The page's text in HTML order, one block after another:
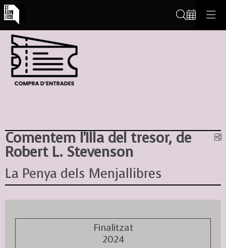
Comentem l'Illa del tresor, de
Robert L. Stevenson
La Penya dels Menjallibres
Finalitzat
2024